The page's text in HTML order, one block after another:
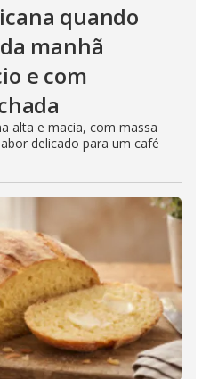
quando
manhã
e com
alta e macia, com massa
delicado para um café